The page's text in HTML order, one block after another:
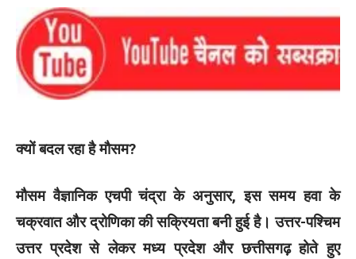
क्यों बदल रहा है मौसम?
मौसम वैज्ञानिक एचपी चंद्रा के अनुसार, इस समय हवा के
चक्रवात और द्रोणिका की सक्रियता बनी हुई है। उत्तर-पश्चिम
उत्तर प्रदेश से लेकर मध्य प्रदेश और छत्तीसगढ़ होते हुए